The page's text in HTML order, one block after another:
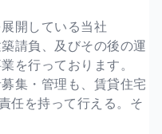
開している当社
請負、及びその後の運
を行っております。
集・管理も、賃貸住宅
任を持って行える。そ